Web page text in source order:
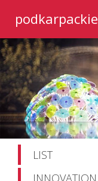
podkarpackie
LIST